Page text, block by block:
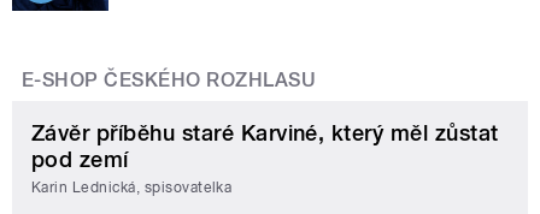
E-SHOP ČESKÉHO ROZHLASU
Závěr příběhu staré Karviné, který měl zůstat
pod zemí
Karin Lednická, spisovatelka